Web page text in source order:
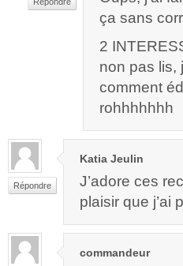
ça sans
2
non pas lis,
comment
rohhhhhhh
Répondre
Katia Jeulin
J’adore ces
plaisir que j’ai
commandeur